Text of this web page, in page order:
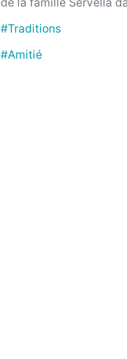
#Traditions
#Amitié